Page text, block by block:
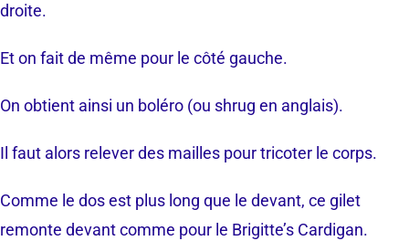
droite.
Et on fait de même pour le côté gauche.
On obtient ainsi un boléro (ou shrug en anglais).
Il faut alors relever des mailles pour tricoter le corps.
Comme le dos est plus long que le devant, ce gilet
remonte devant comme pour le Brigitte’s Cardigan.